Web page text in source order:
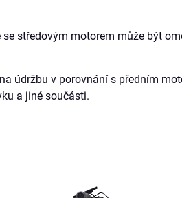
se středovým motorem může být
údržbu v porovnání s předním
a jiné součásti.